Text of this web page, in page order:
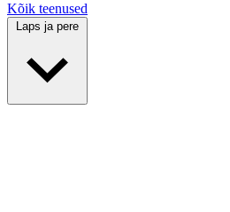
Kõik teenused
Laps ja pere